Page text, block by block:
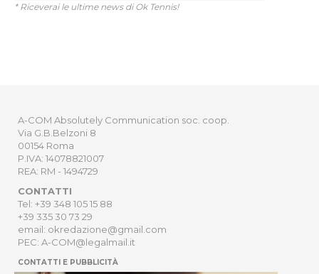
* Riceverai le ultime news di Ok Tennis!
A-COM Absolutely Communication soc. coop.
Via G.B.Belzoni 8
00154 Roma
P.IVA: 14078821007
REA: RM - 1494729
CONTATTI
Tel: +39 348 105 15 88
+39 335 30 73 29
email: okredazione@gmail.com
PEC: A-COM@legalmail.it
CONTATTI E PUBBLICITÀ